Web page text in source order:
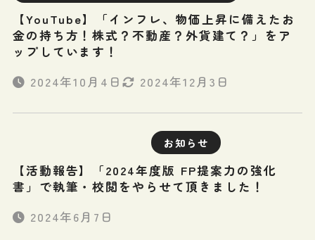
【YouTube】「インフレ、物価上昇に備えたお
金の持ち方！株式？不動産？外貨建て？」をア
ップしています！
2024年10月4日
2024年12月3日
お知らせ
【活動報告】「2024年度版 FP提案力の強化
書」で執筆・校閲をやらせて頂きました！
2024年6月7日